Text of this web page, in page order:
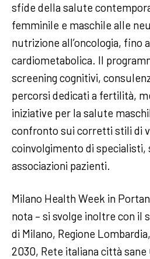
sfide della salute
femminile e maschile alle
nutrizione all’oncologia, fino
cardiometabolica. Il
screening cognitivi,
percorsi dedicati a fertilità,
iniziative per la salute
confronto sui corretti stili di
coinvolgimento di
associazioni pazienti.
Milano Health Week in
nota – si svolge inoltre con il
di Milano, Regione
2030, Rete italiana città sane